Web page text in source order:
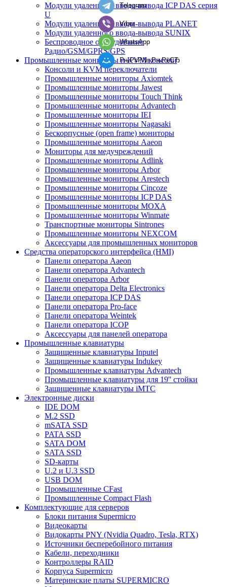
Модули удаленного ввода-вывода ICP DAS серия
U
Модули удаленного ввода-вывода PLANET
Модули удаленного ввода-вывода SUNIX
Беспроводное оборудование
Радио/GSM/GPRS/GPS
Промышленные мониторы и KVM консоли
Консоли и KVM переключатели
Промышленные мониторы Axiomtek
Промышленные мониторы Jawest
Промышленные мониторы Touch Think
Промышленные мониторы Advantech
Промышленные мониторы IEI
Промышленные мониторы Nagasaki
Бескорпусные (open frame) мониторы
Промышленные мониторы Aaeon
Мониторы для медучреждений
Промышленные мониторы Adlink
Промышленные мониторы Arbor
Промышленные мониторы Arestech
Промышленные мониторы Cincoze
Промышленные мониторы ICP DAS
Промышленные мониторы MOXA
Промышленные мониторы Winmate
Транспортные мониторы Sintrones
Промышленные мониторы NEXCOM
Аксессуары для промышленных мониторов
Средства операторского интерфейса (HMI)
Панели оператора Aaeon
Панели оператора Advantech
Панели оператора Arbor
Панели оператора Delta Electronics
Панели оператора ICP DAS
Панели оператора Pro-face
Панели оператора Weintek
Панели оператора ICOP
Аксессуары для панелей оператора
Промышленные клавиатуры
Защищенные клавиатуры Inputel
Защищенные клавиатуры Indukey
Промышленные клавиатуры Advantech
Промышленные клавиатуры для 19'' стойки
Защищенные клавиатуры iMTC
Электронные диски
IDE DOM
M.2 SSD
mSATA SSD
PATA SSD
SATA DOM
SATA SSD
SD-карты
U.2 и U.3 SSD
USB DOM
Промышленные CFast
Промышленные Compact Flash
Комплектующие для серверов
Блоки питания Supermicro
Видеокарты
Видокарты PNY (Nvidia Quadro, Tesla, RTX)
Источники бесперебойного питания
Кабели, переходники
Контроллеры RAID
Корпуса Supermicro
Материнские платы SUPERMICRO
Telegram
Viber
WhatsApp
РњРѕР№ РњРёСЂ